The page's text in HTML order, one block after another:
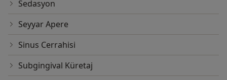
Sedasyon
Seyyar Apere
Sinus Cerrahisi
Subgingival Küretaj